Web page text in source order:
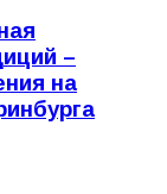
–
на